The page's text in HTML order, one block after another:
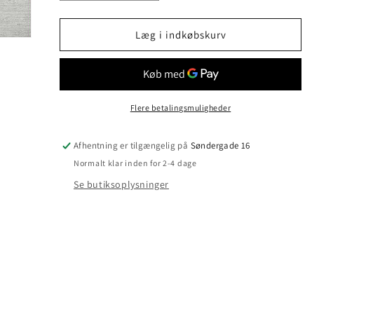
antallet
for
julehårsløjfe
antallet
for
Lille
julehårsløjfe
Læg i indkøbskurv
Flere betalingsmuligheder
Afhentning er tilgængelig på Søndergade 16
Normalt klar inden for 2-4 dage
Se butiksoplysninger